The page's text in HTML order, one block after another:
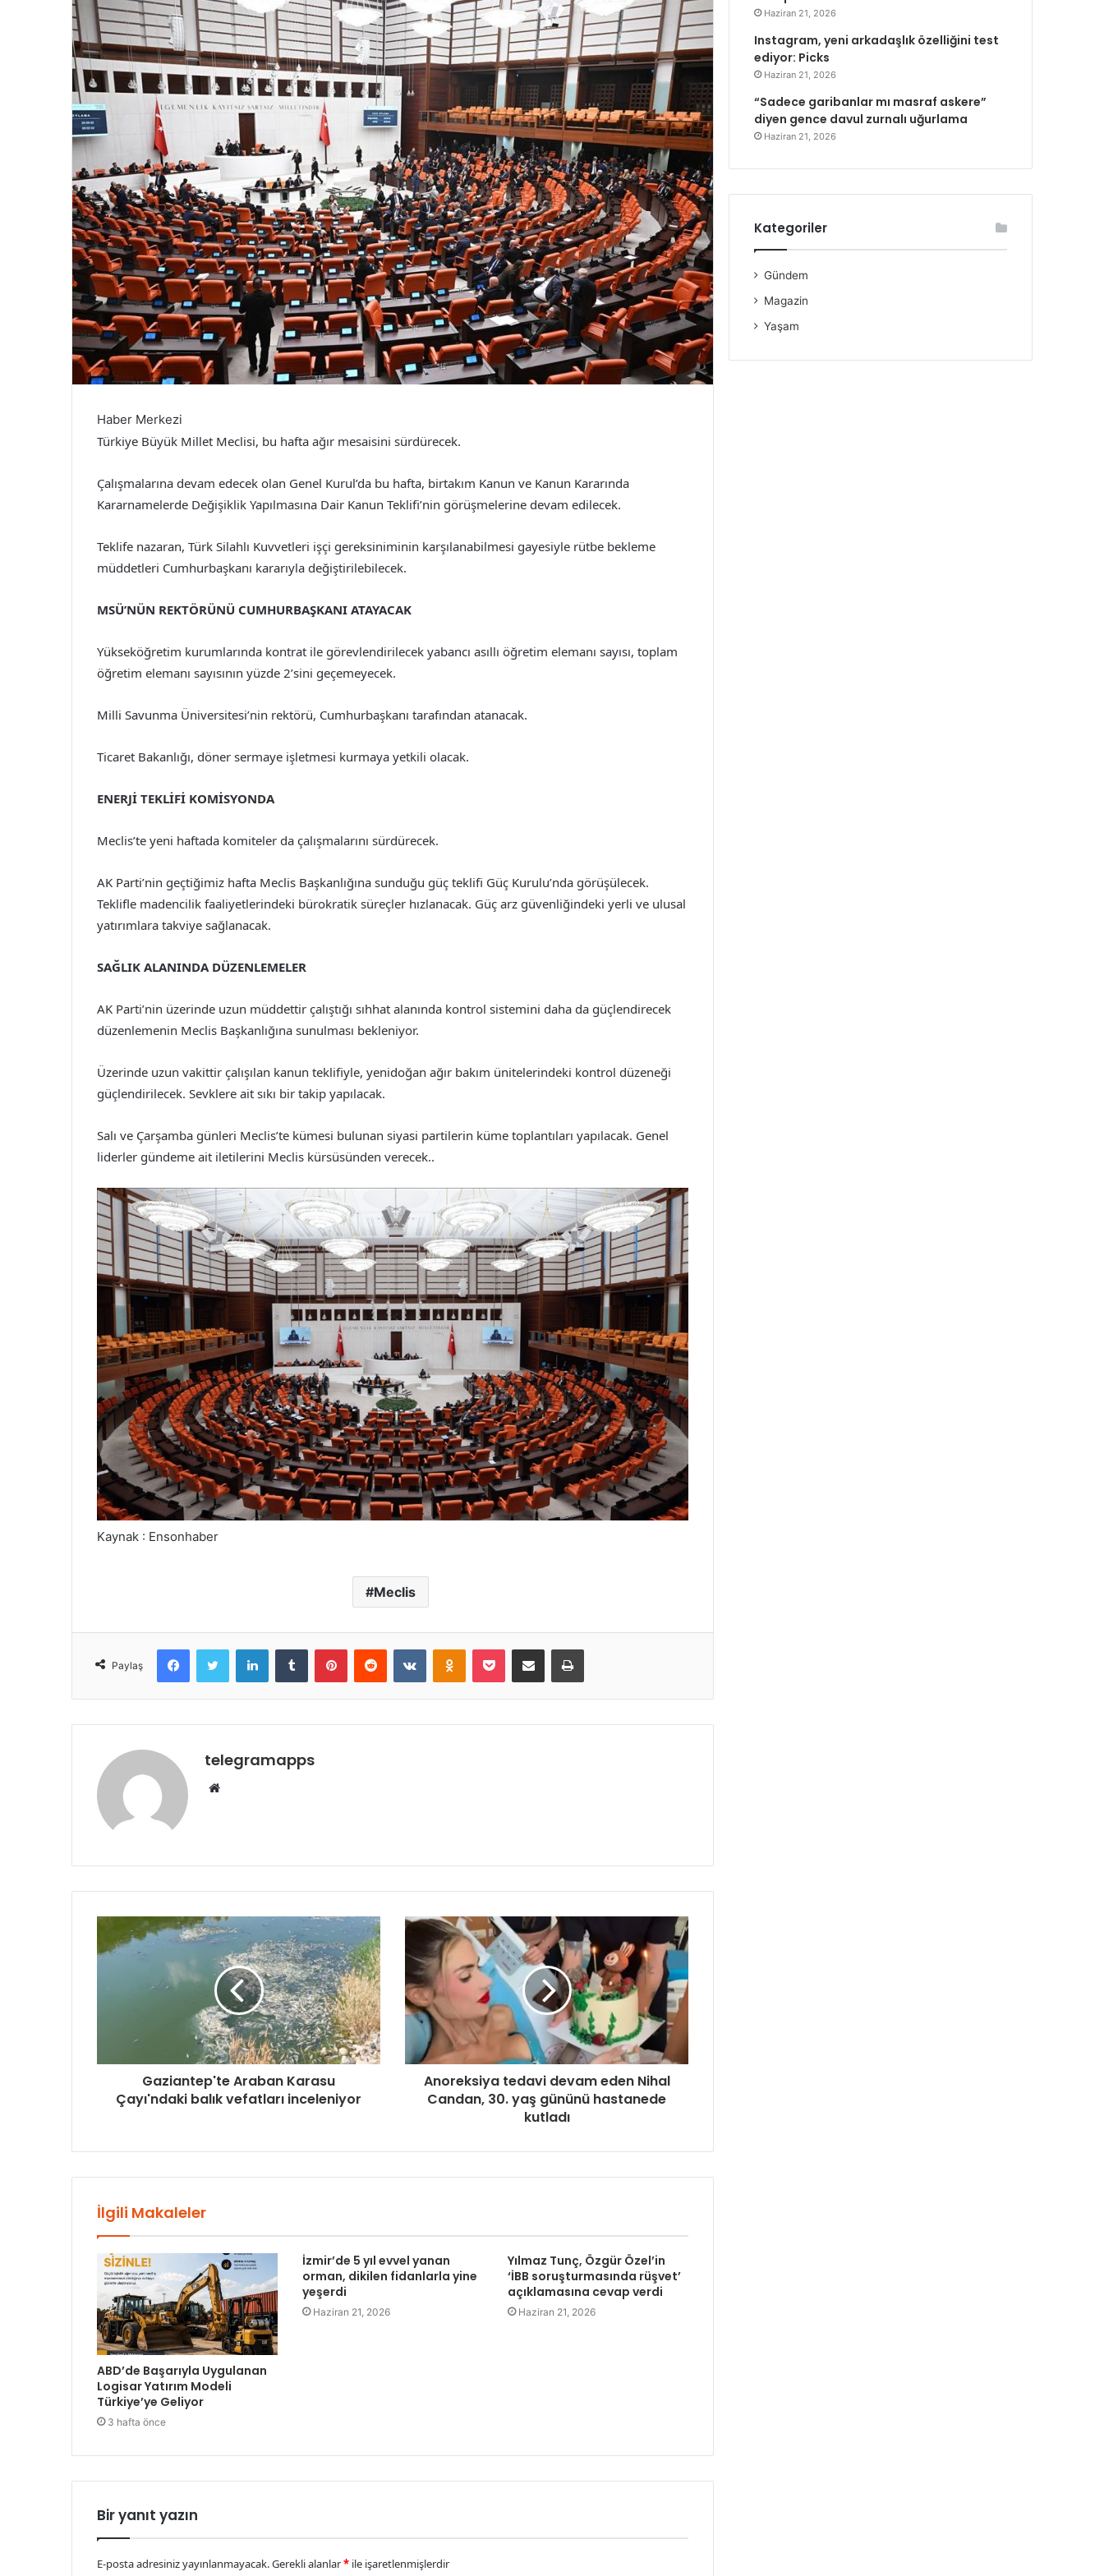
Haber Merkezi
Türkiye Büyük Millet Meclisi, bu hafta ağır mesaisini sürdürecek.
Çalışmalarına devam edecek olan Genel Kurul’da bu hafta, birtakım Kanun ve Kanun Kararında
Kararnamelerde Değişiklik Yapılmasına Dair Kanun Teklifi’nin görüşmelerine devam edilecek.
Teklife nazaran, Türk Silahlı Kuvvetleri işçi gereksiniminin karşılanabilmesi gayesiyle rütbe bekleme
müddetleri Cumhurbaşkanı kararıyla değiştirilebilecek.
MSÜ’NÜN REKTÖRÜNÜ CUMHURBAŞKANI ATAYACAK
Yükseköğretim kurumlarında kontrat ile görevlendirilecek yabancı asıllı öğretim elemanı sayısı, toplam
öğretim elemanı sayısının yüzde 2’sini geçemeyecek.
Milli Savunma Üniversitesi’nin rektörü, Cumhurbaşkanı tarafından atanacak.
Ticaret Bakanlığı, döner sermaye işletmesi kurmaya yetkili olacak.
ENERJİ TEKLİFİ KOMİSYONDA
Meclis’te yeni haftada komiteler da çalışmalarını sürdürecek.
AK Parti’nin geçtiğimiz hafta Meclis Başkanlığına sunduğu güç teklifi Güç Kurulu’nda görüşülecek.
Teklifle madencilik faaliyetlerindeki bürokratik süreçler hızlanacak. Güç arz güvenliğindeki yerli ve ulusal
yatırımlara takviye sağlanacak.
SAĞLIK ALANINDA DÜZENLEMELER
AK Parti’nin üzerinde uzun müddettir çalıştığı sıhhat alanında kontrol sistemini daha da güçlendirecek
düzenlemenin Meclis Başkanlığına sunulması bekleniyor.
Üzerinde uzun vakittir çalışılan kanun teklifiyle, yenidoğan ağır bakım ünitelerindeki kontrol düzeneği
güçlendirilecek. Sevklere ait sıkı bir takip yapılacak.
Salı ve Çarşamba günleri Meclis’te kümesi bulunan siyasi partilerin küme toplantıları yapılacak. Genel
liderler gündeme ait iletilerini Meclis kürsüsünden verecek..
Kaynak : Ensonhaber
Meclis
Paylaş
FacebookTwitter LinkedInTumblr PinterestReddit VKontakteOdnoklassniki
Pocket E-Posta ile paylaş Yazdır
telegramapps
Web
Gaziantep'te Araban Karasu
Çayı'ndaki balık vefatları inceleniyor
Anoreksiya tedavi devam eden Nihal
Candan, 30. yaş gününü hastanede
kutladı
İlgili Makaleler
ABD’de Başarıyla Uygulanan
Logisar Yatırım Modeli
Türkiye’ye Geliyor
3 hafta önce
İzmir’de 5 yıl evvel yanan
orman, dikilen fidanlarla yine
yeşerdi
Haziran 21, 2026
Yılmaz Tunç, Özgür Özel’in
‘İBB soruşturmasında rüşvet’
açıklamasına cevap verdi
Haziran 21, 2026
Bir yanıt yazın
E-posta adresiniz yayınlanmayacak.Gerekli alanlar* ile işaretlenmişlerdir
Haziran 21, 2026
Instagram, yeni arkadaşlık özelliğini test
ediyor: Picks
Haziran 21, 2026
“Sadece garibanlar mı masraf askere”
diyen gence davul zurnalı uğurlama
Haziran 21, 2026
Kategoriler
Gündem
Magazin
Yaşam